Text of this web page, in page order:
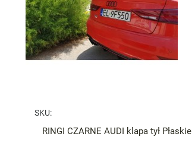
SKU:
RINGI CZARNE AUDI klapa tył Płaskie